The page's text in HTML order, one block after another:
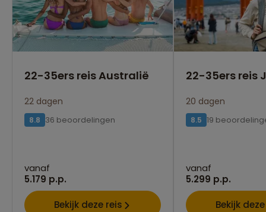
22-35ers reis Australië
22 dagen
8.8 36 beoordelingen
vanaf
5.179 p.p.
Bekijk deze reis
22-35ers reis
20 dagen
8.5 19
vanaf
5.299 p.p.
Bekijk